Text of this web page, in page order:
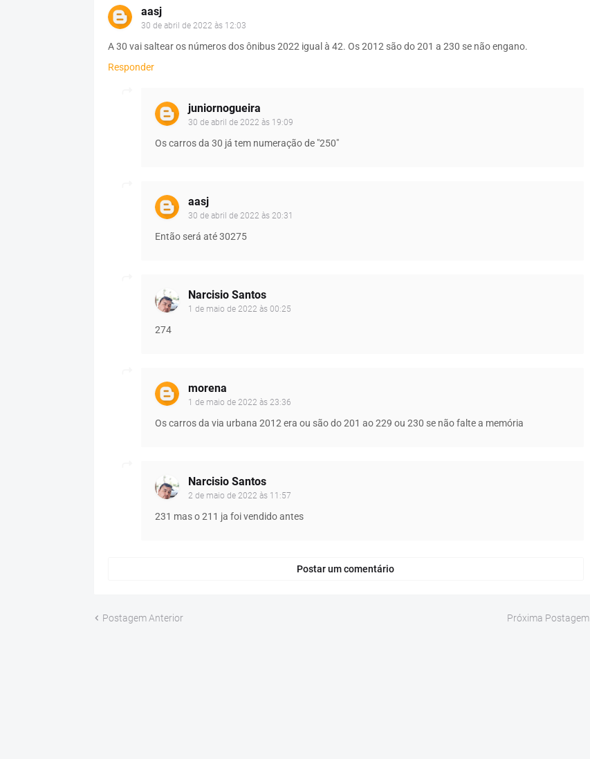
aasj
30 de abril de 2022 às 12:03
A 30 vai saltear os números dos ônibus 2022 igual à 42. Os 2012 são do 201 a 230 se não engano.
Responder
juniornogueira
30 de abril de 2022 às 19:09
Os carros da 30 já tem numeração de "250"
aasj
30 de abril de 2022 às 20:31
Então será até 30275
Narcisio Santos
1 de maio de 2022 às 00:25
274
morena
1 de maio de 2022 às 23:36
Os carros da via urbana 2012 era ou são do 201 ao 229 ou 230 se não falte a memória
Narcisio Santos
2 de maio de 2022 às 11:57
231 mas o 211 ja foi vendido antes
Postar um comentário
Postagem Anterior Próxima Postagem